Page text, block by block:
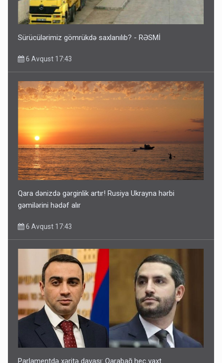
Sürücülərimiz gömrükdə saxlanılıb? - RƏSMİ
6 Avqust 17:43
Qara dənizdə gərginlik artır! Rusiya Ukrayna hərbi
gəmilərini hədəf alır
6 Avqust 17:43
Parlamentdə xəritə davası: Qarabağ heç vaxt